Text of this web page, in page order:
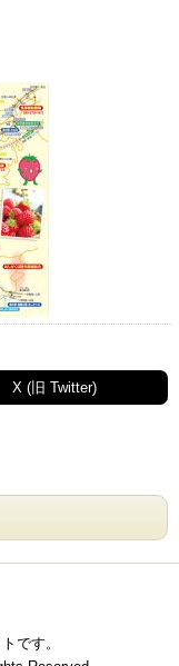
X (旧 Twitter)
です。